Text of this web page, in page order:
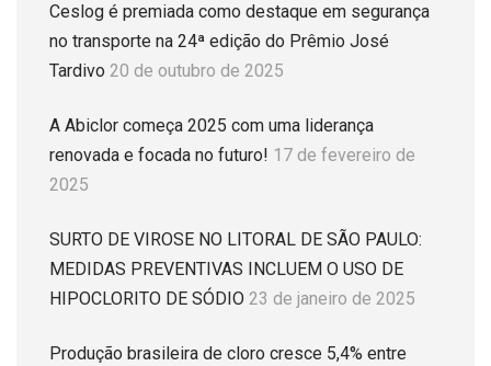
Ceslog é premiada como destaque em segurança
no transporte na 24ª edição do Prêmio José
Tardivo 20 de outubro de 2025
A Abiclor começa 2025 com uma liderança
renovada e focada no futuro! 17 de fevereiro de
2025
SURTO DE VIROSE NO LITORAL DE SÃO PAULO:
MEDIDAS PREVENTIVAS INCLUEM O USO DE
HIPOCLORITO DE SÓDIO 23 de janeiro de 2025
Produção brasileira de cloro cresce 5,4% entre